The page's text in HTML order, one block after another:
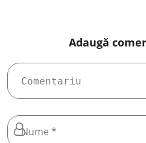
Adaugă